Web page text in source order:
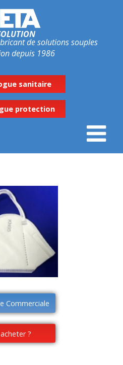
de solutions souples
depuis 1986
sanitaire
protection
Commerciale
?